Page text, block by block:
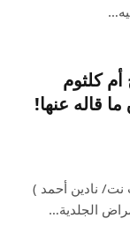
كلثوم
قاله عنها!
2024 الساعة 05:00 (أحداث نت/ نادين أحمد )
الجلدية…